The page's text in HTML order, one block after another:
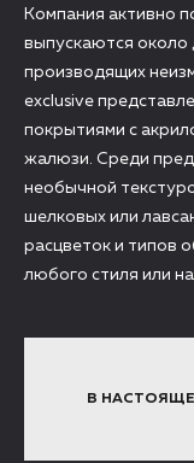
Компания активно
выпускаются около
производящих
exclusive
покрытиями с
жалюзи. Среди
необычной
шелковых или
расцветок и типов
любого стиля или
В